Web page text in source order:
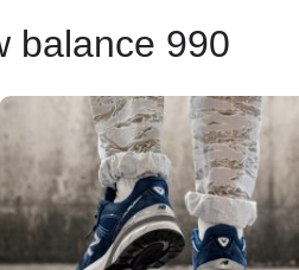
balance 990